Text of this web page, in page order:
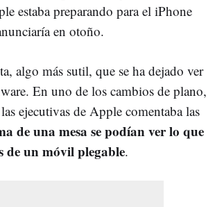
estaba preparando para el iPhone
en otoño.
algo más sutil, que se ha dejado ver
En uno de los cambios de plano,
ejecutivas de Apple comentaba las
de una mesa se podían ver lo que
de un móvil plegable.